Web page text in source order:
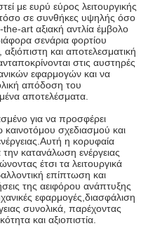
με ευρύ εύρος λειτουργικής
σε συνθήκες υψηλής όσο
art αξιακή αντλία έμβολο
σενάρια φορτίου
και αποτελεσματική
στις αυστηρές
εφαρμογών και να
απόδοση του
αποτελέσματα.
για να προσφέρει
σχεδιασμού και
η κορυφαία
την κατανάλωση ενέργειας
έτσι τα λειτουργικά
επίπτωση και
της αειφόρου ανάπτυξης
εφαρμογές,διασφάλιση
συνολικά, παρέχοντας
και αξιοπιστία.